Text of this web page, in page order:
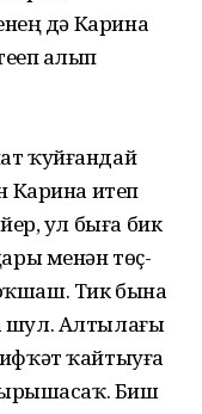
дә Карина
алып
ҡуйғандай
Карина итеп
ул быға бик
менән төҫ-
Тик бына
шул. Алтылағы
ҡайтыуға
Биш